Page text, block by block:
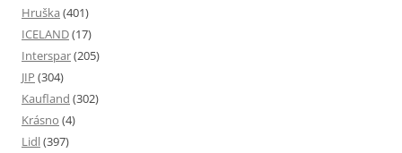
Hruška (401)
ICELAND(17)
Interspar(205)
JIP (304)
Kaufland (302)
Krásno (4)
Lidl(397)